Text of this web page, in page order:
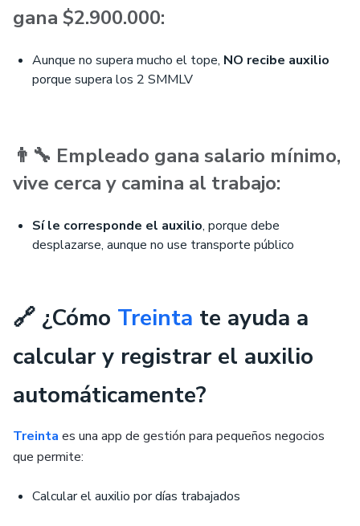
gana $2.900.000:
Aunque no supera mucho el tope, NO recibe auxilio
porque supera los 2 SMMLV
👨‍🔧 Empleado gana salario mínimo,
vive cerca y camina al trabajo:
Sí le corresponde el auxilio, porque debe
desplazarse, aunque no use transporte público
🔗 ¿Cómo Treinta te ayuda a
calcular y registrar el auxilio
automáticamente?
Treinta es una app de gestión para pequeños negocios
que permite:
Calcular el auxilio por días trabajados